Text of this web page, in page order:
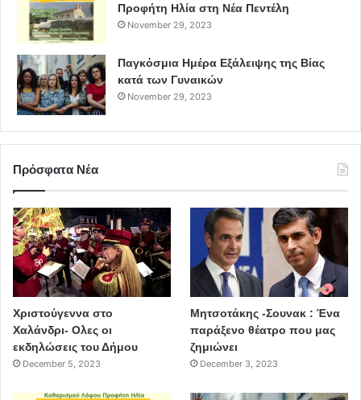
Προφήτη Ηλία στη Νέα Πεντέλη
November 29, 2023
Παγκόσμια Ημέρα Εξάλειψης της Βίας
κατά των Γυναικών
November 29, 2023
Πρόσφατα Νέα
Χριστούγεννα στο
Χαλάνδρι- Ολες οι
εκδηλώσεις του Δήμου
December 5, 2023
Μητσοτάκης -Σουνακ : Ένα
παράξενο θέατρο που μας
ζημιώνει
December 3, 2023